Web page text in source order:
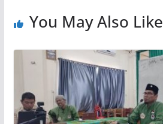
You May Also Like